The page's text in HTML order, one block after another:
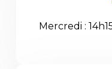
Mercredi :